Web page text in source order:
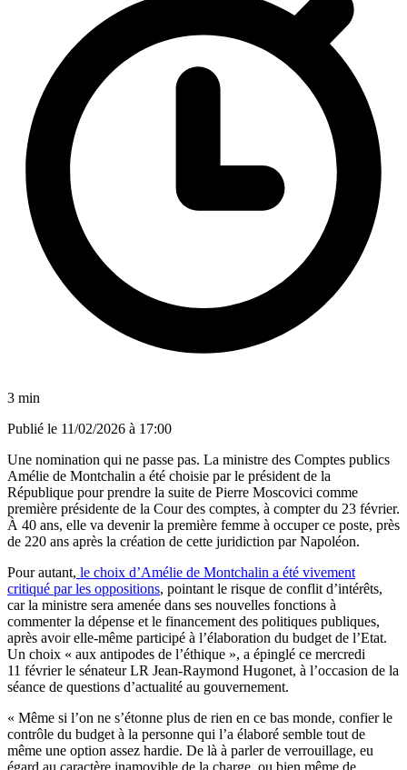
3 min
Publié le 11/02/2026 à 17:00
Une nomination qui ne passe pas. La ministre des Comptes publics
Amélie de Montchalin a été choisie par le président de la
République pour prendre la suite de Pierre Moscovici comme
première présidente de la Cour des comptes, à compter du 23 février.
À 40 ans, elle va devenir la première femme à occuper ce poste, près
de 220 ans après la création de cette juridiction par Napoléon.
Pour autant, le choix d’Amélie de Montchalin a été vivement
critiqué par les oppositions, pointant le risque de conflit d’intérêts,
car la ministre sera amenée dans ses nouvelles fonctions à
commenter la dépense et le financement des politiques publiques,
après avoir elle-même participé à l’élaboration du budget de l’Etat.
Un choix « aux antipodes de l’éthique », a épinglé ce mercredi
11 février le sénateur LR Jean-Raymond Hugonet, à l’occasion de la
séance de questions d’actualité au gouvernement.
« Même si l’on ne s’étonne plus de rien en ce bas monde, confier le
contrôle du budget à la personne qui l’a élaboré semble tout de
même une option assez hardie. De là à parler de verrouillage, eu
égard au caractère inamovible de la charge, ou bien même de